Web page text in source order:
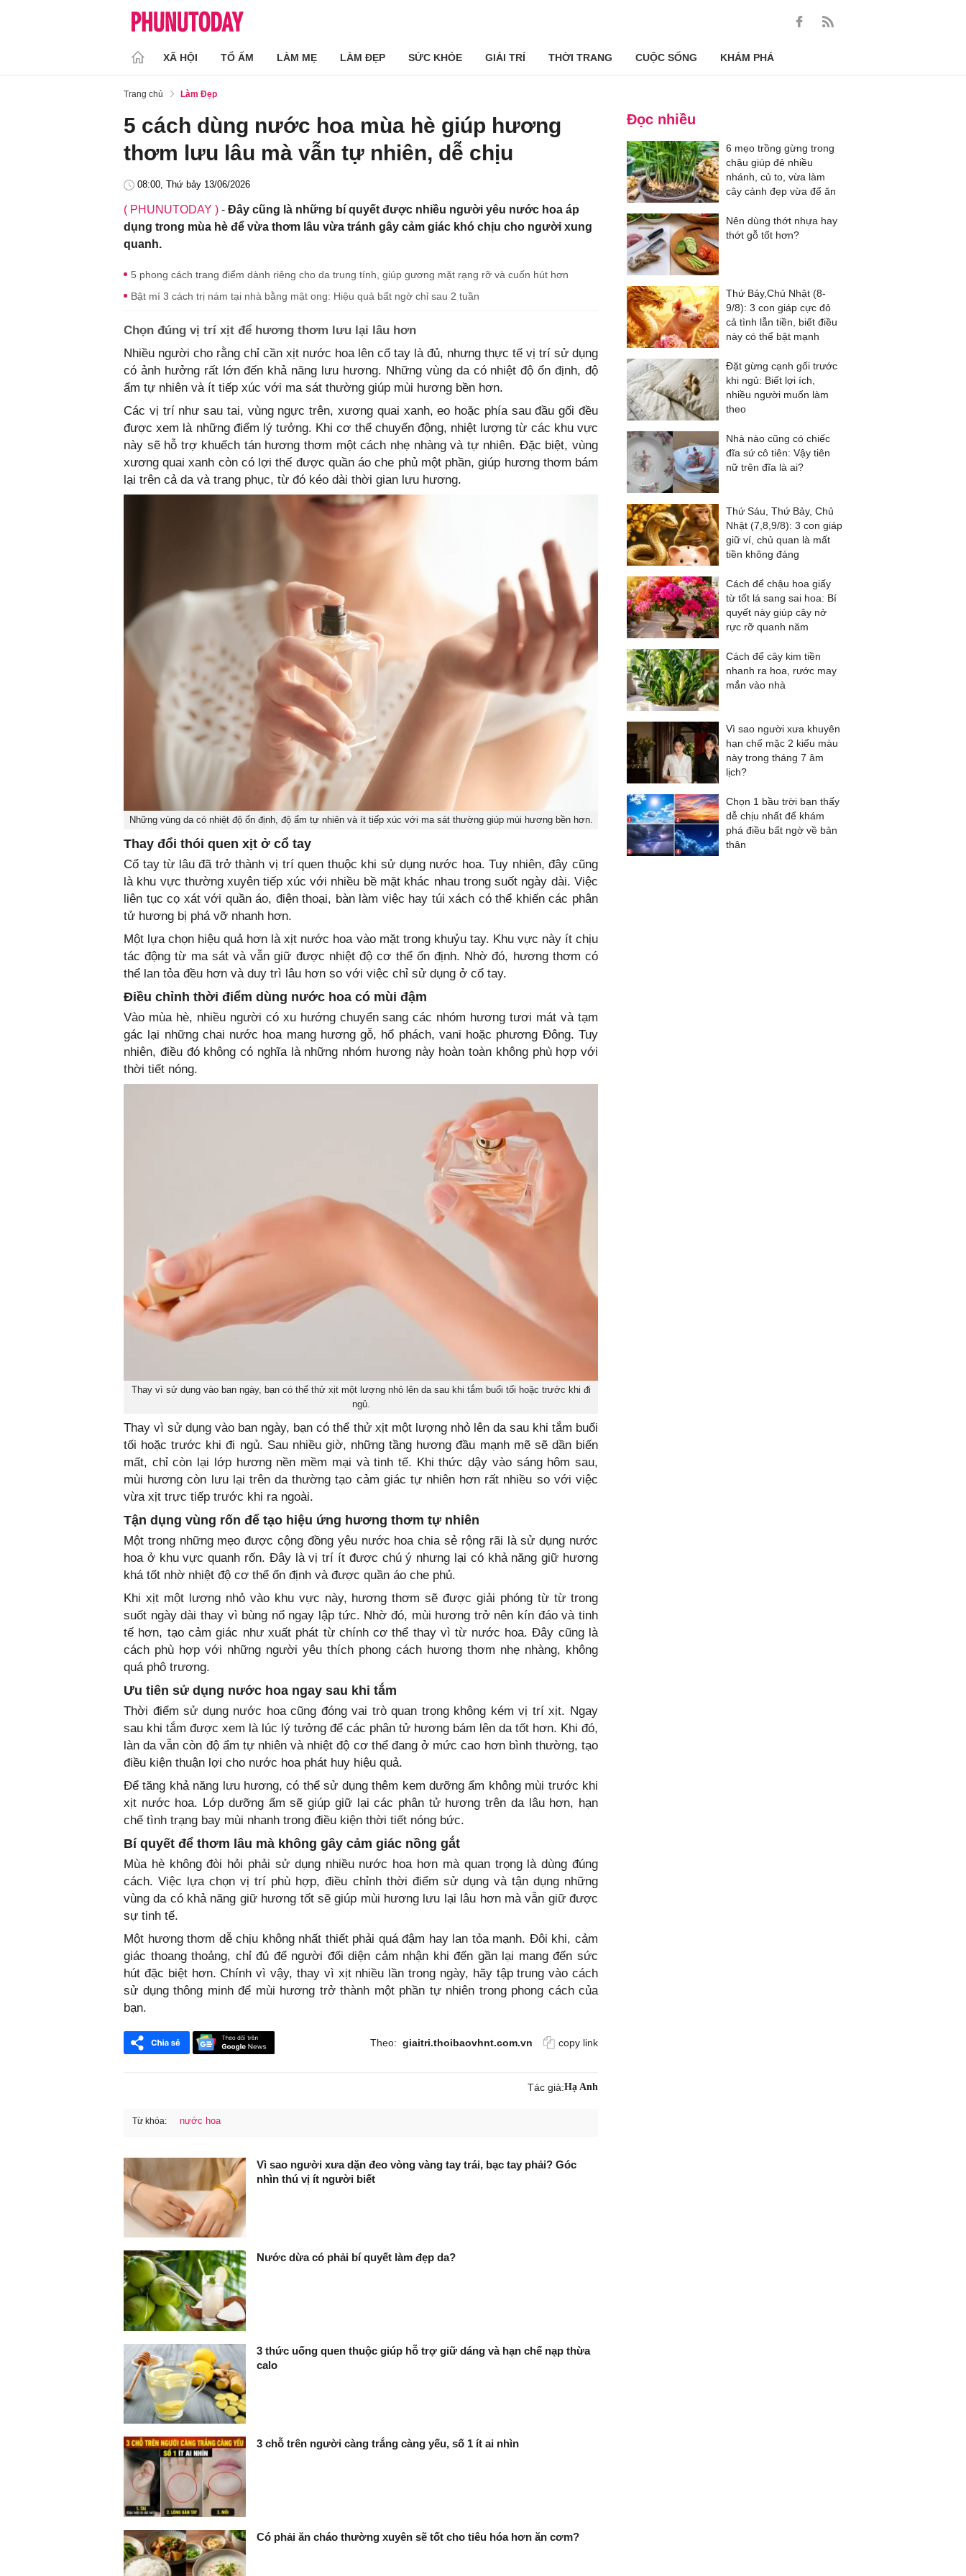
XÃ HỘI TỔ ẤM LÀM MẸ LÀM ĐẸP SỨC KHỎE GIẢI TRÍ THỜI TRANG CUỘC SỐNG KHÁM PHÁ
Trang chủ Làm Đẹp
5 cách dùng nước hoa mùa hè giúp hương
thơm lưu lâu mà vẫn tự nhiên, dễ chịu
08:00, Thứ bảy 13/06/2026
( PHUNUTODAY ) - Đây cũng là những bí quyết được nhiều người yêu nước hoa áp
dụng trong mùa hè để vừa thơm lâu vừa tránh gây cảm giác khó chịu cho người xung
quanh.
5 phong cách trang điểm dành riêng cho da trung tính, giúp gương mặt rạng rỡ và cuốn hút hơn
Bật mí 3 cách trị nám tại nhà bằng mật ong: Hiệu quả bất ngờ chỉ sau 2 tuần
Chọn đúng vị trí xịt để hương thơm lưu lại lâu hơn
Nhiều người cho rằng chỉ cần xịt nước hoa lên cổ tay là đủ, nhưng thực tế vị trí sử dụng
có ảnh hưởng rất lớn đến khả năng lưu hương. Những vùng da có nhiệt độ ổn định, độ
ẩm tự nhiên và ít tiếp xúc với ma sát thường giúp mùi hương bền hơn.
Các vị trí như sau tai, vùng ngực trên, xương quai xanh, eo hoặc phía sau đầu gối đều
được xem là những điểm lý tưởng. Khi cơ thể chuyển động, nhiệt lượng từ các khu vực
này sẽ hỗ trợ khuếch tán hương thơm một cách nhẹ nhàng và tự nhiên. Đặc biệt, vùng
xương quai xanh còn có lợi thế được quần áo che phủ một phần, giúp hương thơm bám
lại trên cả da và trang phục, từ đó kéo dài thời gian lưu hương.
Những vùng da có nhiệt độ ổn định, độ ẩm tự nhiên và ít tiếp xúc với ma sát thường giúp mùi hương bền hơn.
Thay đổi thói quen xịt ở cổ tay
Cổ tay từ lâu đã trở thành vị trí quen thuộc khi sử dụng nước hoa. Tuy nhiên, đây cũng
là khu vực thường xuyên tiếp xúc với nhiều bề mặt khác nhau trong suốt ngày dài. Việc
liên tục cọ xát với quần áo, điện thoại, bàn làm việc hay túi xách có thể khiến các phân
tử hương bị phá vỡ nhanh hơn.
Một lựa chọn hiệu quả hơn là xịt nước hoa vào mặt trong khuỷu tay. Khu vực này ít chịu
tác động từ ma sát và vẫn giữ được nhiệt độ cơ thể ổn định. Nhờ đó, hương thơm có
thể lan tỏa đều hơn và duy trì lâu hơn so với việc chỉ sử dụng ở cổ tay.
Điều chỉnh thời điểm dùng nước hoa có mùi đậm
Vào mùa hè, nhiều người có xu hướng chuyển sang các nhóm hương tươi mát và tạm
gác lại những chai nước hoa mang hương gỗ, hổ phách, vani hoặc phương Đông. Tuy
nhiên, điều đó không có nghĩa là những nhóm hương này hoàn toàn không phù hợp với
thời tiết nóng.
Thay vì sử dụng vào ban ngày, bạn có thể thử xịt một lượng nhỏ lên da sau khi tắm buổi tối hoặc trước khi đi
ngủ.
Thay vì sử dụng vào ban ngày, bạn có thể thử xịt một lượng nhỏ lên da sau khi tắm buổi
tối hoặc trước khi đi ngủ. Sau nhiều giờ, những tầng hương đầu mạnh mẽ sẽ dần biến
mất, chỉ còn lại lớp hương nền mềm mại và tinh tế. Khi thức dậy vào sáng hôm sau,
mùi hương còn lưu lại trên da thường tạo cảm giác tự nhiên hơn rất nhiều so với việc
vừa xịt trực tiếp trước khi ra ngoài.
Tận dụng vùng rốn để tạo hiệu ứng hương thơm tự nhiên
Một trong những mẹo được cộng đồng yêu nước hoa chia sẻ rộng rãi là sử dụng nước
hoa ở khu vực quanh rốn. Đây là vị trí ít được chú ý nhưng lại có khả năng giữ hương
khá tốt nhờ nhiệt độ cơ thể ổn định và được quần áo che phủ.
Khi xịt một lượng nhỏ vào khu vực này, hương thơm sẽ được giải phóng từ từ trong
suốt ngày dài thay vì bùng nổ ngay lập tức. Nhờ đó, mùi hương trở nên kín đáo và tinh
tế hơn, tạo cảm giác như xuất phát từ chính cơ thể thay vì từ nước hoa. Đây cũng là
cách phù hợp với những người yêu thích phong cách hương thơm nhẹ nhàng, không
quá phô trương.
Ưu tiên sử dụng nước hoa ngay sau khi tắm
Thời điểm sử dụng nước hoa cũng đóng vai trò quan trọng không kém vị trí xịt. Ngay
sau khi tắm được xem là lúc lý tưởng để các phân tử hương bám lên da tốt hơn. Khi đó,
làn da vẫn còn độ ẩm tự nhiên và nhiệt độ cơ thể đang ở mức cao hơn bình thường, tạo
điều kiện thuận lợi cho nước hoa phát huy hiệu quả.
Để tăng khả năng lưu hương, có thể sử dụng thêm kem dưỡng ẩm không mùi trước khi
xịt nước hoa. Lớp dưỡng ẩm sẽ giúp giữ lại các phân tử hương trên da lâu hơn, hạn
chế tình trạng bay mùi nhanh trong điều kiện thời tiết nóng bức.
Bí quyết để thơm lâu mà không gây cảm giác nồng gắt
Mùa hè không đòi hỏi phải sử dụng nhiều nước hoa hơn mà quan trọng là dùng đúng
cách. Việc lựa chọn vị trí phù hợp, điều chỉnh thời điểm sử dụng và tận dụng những
vùng da có khả năng giữ hương tốt sẽ giúp mùi hương lưu lại lâu hơn mà vẫn giữ được
sự tinh tế.
Một hương thơm dễ chịu không nhất thiết phải quá đậm hay lan tỏa mạnh. Đôi khi, cảm
giác thoang thoảng, chỉ đủ để người đối diện cảm nhận khi đến gần lại mang đến sức
hút đặc biệt hơn. Chính vì vậy, thay vì xịt nhiều lần trong ngày, hãy tập trung vào cách
sử dụng thông minh để mùi hương trở thành một phần tự nhiên trong phong cách của
bạn.
Theo: giaitri.thoibaovhnt.com.vn copy link
Tác giả:Hạ Anh
Từ khóa: nước hoa
Vì sao người xưa dặn đeo vòng vàng tay trái, bạc tay phải? Góc
nhìn thú vị ít người biết
Nước dừa có phải bí quyết làm đẹp da?
3 thức uống quen thuộc giúp hỗ trợ giữ dáng và hạn chế nạp thừa
calo
3 chỗ trên người càng trắng càng yếu, số 1 ít ai nhìn
Có phải ăn cháo thường xuyên sẽ tốt cho tiêu hóa hơn ăn cơm?
Đọc nhiều
6 mẹo trồng gừng trong
chậu giúp đẻ nhiều
nhánh, củ to, vừa làm
cây cảnh đẹp vừa để ăn
Nên dùng thớt nhựa hay
thớt gỗ tốt hơn?
Thứ Bảy,Chủ Nhật (8-
9/8): 3 con giáp cực đỏ
cả tình lẫn tiền, biết điều
này có thể bật mạnh
Đặt gừng cạnh gối trước
khi ngủ: Biết lợi ích,
nhiều người muốn làm
theo
Nhà nào cũng có chiếc
đĩa sứ cô tiên: Vậy tiên
nữ trên đĩa là ai?
Thứ Sáu, Thứ Bảy, Chủ
Nhật (7,8,9/8): 3 con giáp
giữ ví, chủ quan là mất
tiền không đáng
Cách để chậu hoa giấy
từ tốt lá sang sai hoa: Bí
quyết này giúp cây nở
rực rỡ quanh năm
Cách để cây kim tiền
nhanh ra hoa, rước may
mắn vào nhà
Vì sao người xưa khuyên
hạn chế mặc 2 kiểu màu
này trong tháng 7 âm
lịch?
Chọn 1 bầu trời bạn thấy
dễ chịu nhất để khám
phá điều bất ngờ về bản
thân